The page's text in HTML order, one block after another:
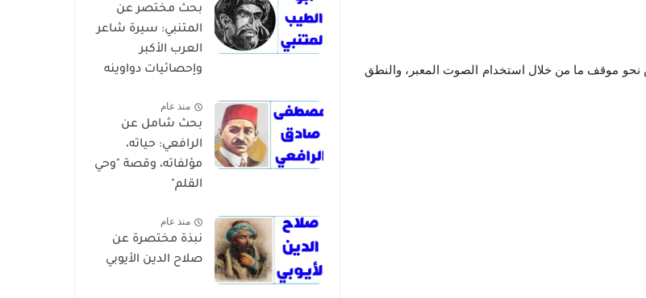
بحث مختصر عن
المتنبي: سيرة شاعر
العرب الأكبر
وإحصائيات دواوينه
منذ عام
بحث شامل عن
الرافعي: حياته،
مؤلفاته، وقصة "وحي
القلم"
منذ عام
نبذة مختصرة عن
صلاح الدين الأيوبي